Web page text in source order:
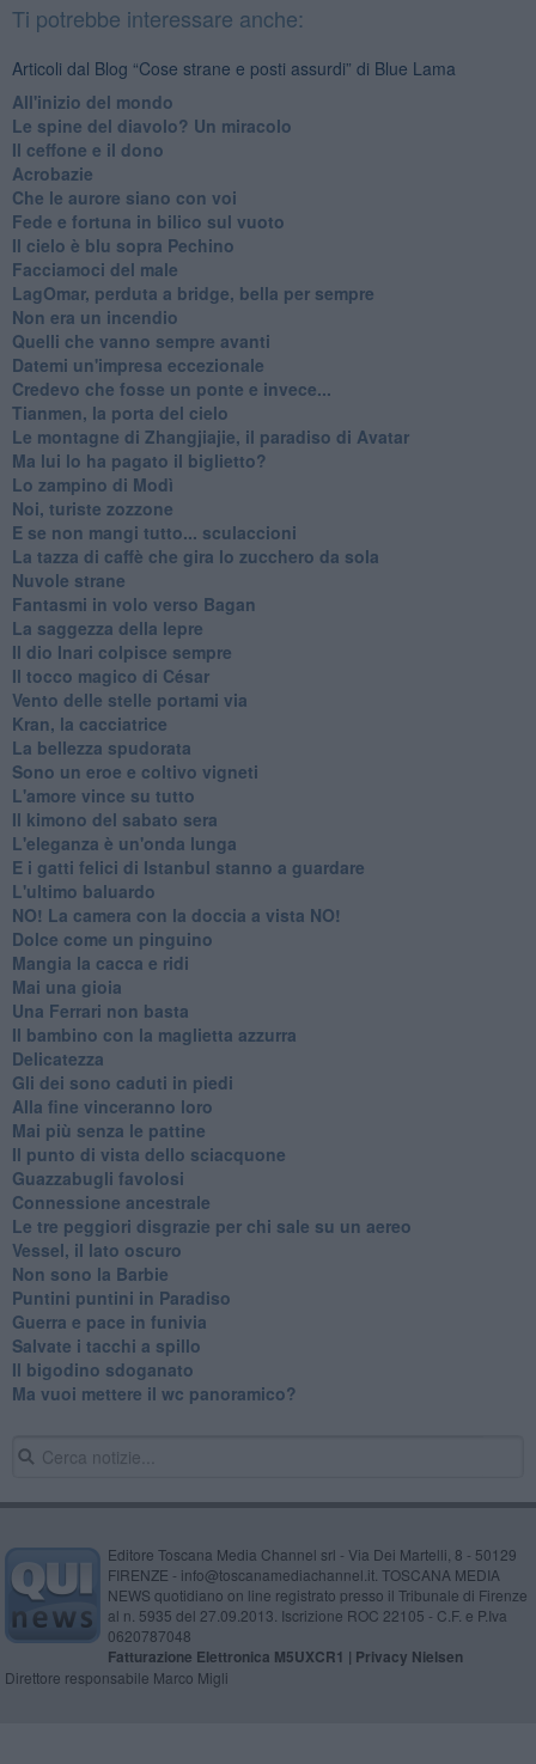
Ti potrebbe interessare anche:
Articoli dal Blog “Cose strane e posti assurdi” di Blue Lama
All'inizio del mondo
Le spine del diavolo? Un miracolo
Il ceffone e il dono
Acrobazie
Che le aurore siano con voi
Fede e fortuna in bilico sul vuoto
Il cielo è blu sopra Pechino
Facciamoci del male
LagOmar, perduta a bridge, bella per sempre
Non era un incendio
Quelli che vanno sempre avanti
Datemi un'impresa eccezionale
Credevo che fosse un ponte e invece...
Tianmen, la porta del cielo
Le montagne di Zhangjiajie, il paradiso di Avatar
Ma lui lo ha pagato il biglietto?
Lo zampino di Modì
Noi, turiste zozzone
E se non mangi tutto... sculaccioni
La tazza di caffè che gira lo zucchero da sola
Nuvole strane
Fantasmi in volo verso Bagan
La saggezza della lepre
Il dio Inari colpisce sempre
Il tocco magico di César
Vento delle stelle portami via
Kran, la cacciatrice
La bellezza spudorata
Sono un eroe e coltivo vigneti
L'amore vince su tutto
Il kimono del sabato sera
L'eleganza è un'onda lunga
E i gatti felici di Istanbul stanno a guardare
L'ultimo baluardo
NO! La camera con la doccia a vista NO!
Dolce come un pinguino
Mangia la cacca e ridi
Mai una gioia
Una Ferrari non basta
Il bambino con la maglietta azzurra
Delicatezza
Gli dei sono caduti in piedi
Alla fine vinceranno loro
Mai più senza le pattine
Il punto di vista dello sciacquone
Guazzabugli favolosi
Connessione ancestrale
Le tre peggiori disgrazie per chi sale su un aereo
Vessel, il lato oscuro
Non sono la Barbie
Puntini puntini in Paradiso
Guerra e pace in funivia
Salvate i tacchi a spillo
Il bigodino sdoganato
Ma vuoi mettere il wc panoramico?
Editore Toscana Media Channel srl - Via Dei Martelli, 8 - 50129
FIRENZE - info@toscanamediachannel.it. TOSCANA MEDIA
NEWS quotidiano on line registrato presso il Tribunale di Firenze
al n. 5935 del 27.09.2013. Iscrizione ROC 22105 - C.F. e P.Iva
0620787048
Fatturazione Elettronica M5UXCR1 | Privacy Nielsen
Direttore responsabile Marco Migli